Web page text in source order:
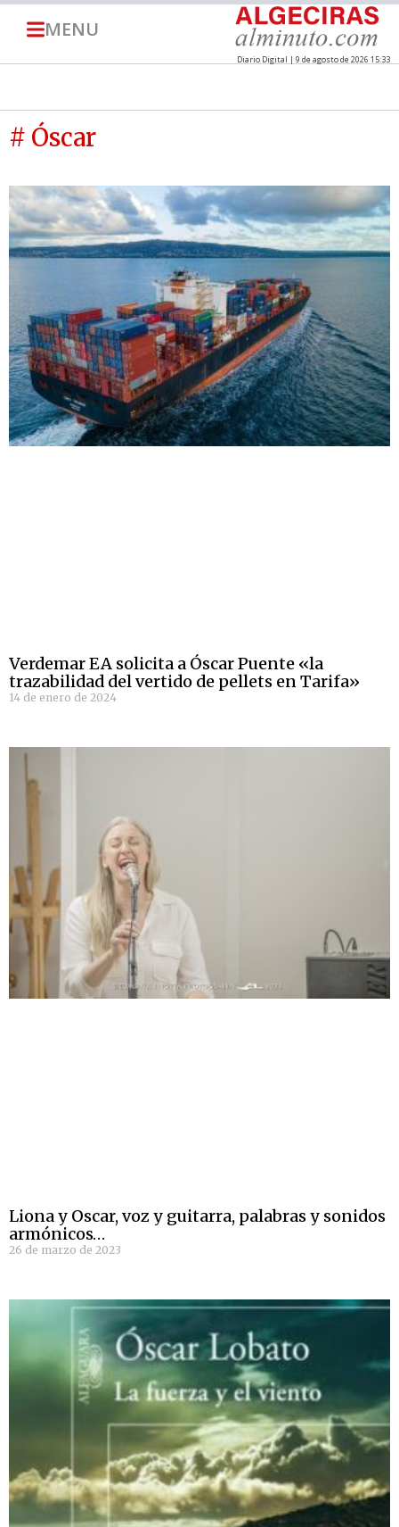
MENU
Diario Digital | 9 de agosto de 2026 15:33
# Óscar
Verdemar EA solicita a Óscar Puente «la
trazabilidad del vertido de pellets en Tarifa»
14 de enero de 2024
Liona y Oscar, voz y guitarra, palabras y sonidos
armónicos…
26 de marzo de 2023